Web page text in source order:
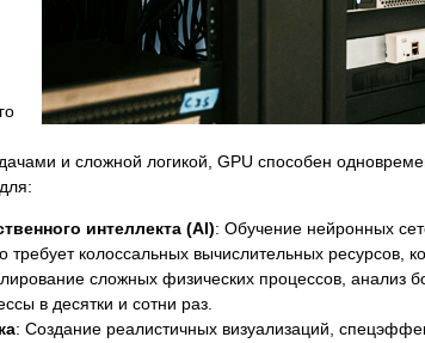
и сложной логикой, GPU способен
интеллекта (AI): Обучение нейронных
требует колоссальных вычислительных ресурсов,
сложных физических процессов, анализ
в десятки и сотни раз.
: Создание реалистичных визуализаций,